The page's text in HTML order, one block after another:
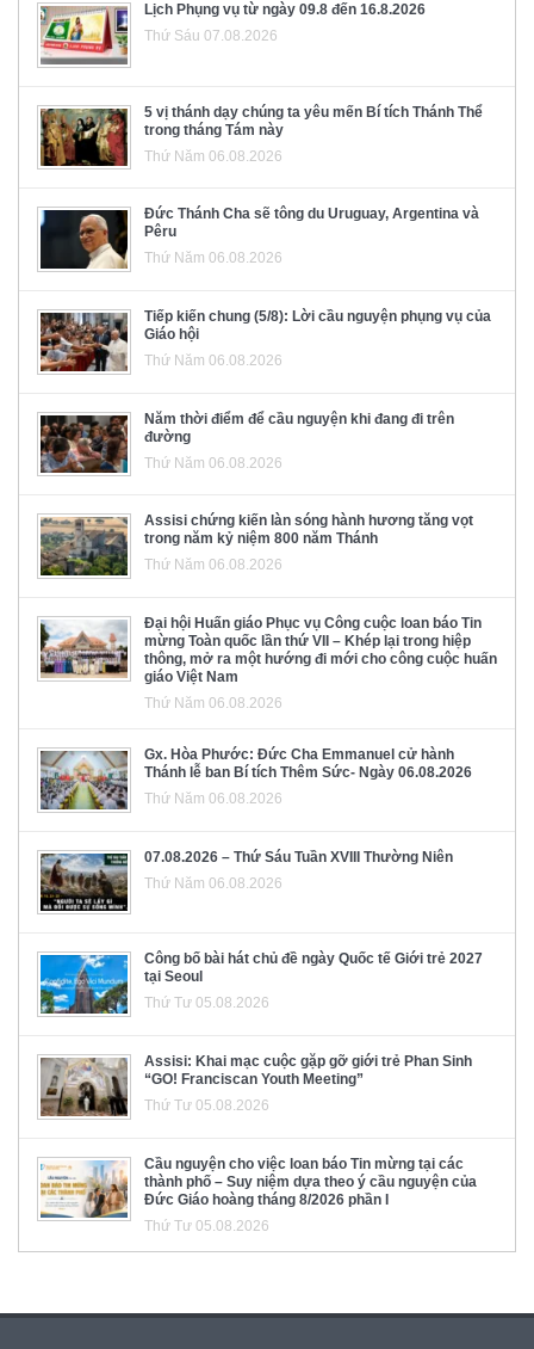
Lịch Phụng vụ từ ngày 09.8 đến 16.8.2026
Thứ Sáu 07.08.2026
5 vị thánh dạy chúng ta yêu mến Bí tích Thánh Thể
trong tháng Tám này
Thứ Năm 06.08.2026
Đức Thánh Cha sẽ tông du Uruguay, Argentina và
Pêru
Thứ Năm 06.08.2026
Tiếp kiến chung (5/8): Lời cầu nguyện phụng vụ của
Giáo hội
Thứ Năm 06.08.2026
Năm thời điểm để cầu nguyện khi đang đi trên
đường
Thứ Năm 06.08.2026
Assisi chứng kiến làn sóng hành hương tăng vọt
trong năm kỷ niệm 800 năm Thánh
Thứ Năm 06.08.2026
Đại hội Huấn giáo Phục vụ Công cuộc loan báo Tin
mừng Toàn quốc lần thứ VII – Khép lại trong hiệp
thông, mở ra một hướng đi mới cho công cuộc huấn
giáo Việt Nam
Thứ Năm 06.08.2026
Gx. Hòa Phước: Đức Cha Emmanuel cử hành
Thánh lễ ban Bí tích Thêm Sức- Ngày 06.08.2026
Thứ Năm 06.08.2026
07.08.2026 – Thứ Sáu Tuần XVIII Thường Niên
Thứ Năm 06.08.2026
Công bố bài hát chủ đề ngày Quốc tế Giới trẻ 2027
tại Seoul
Thứ Tư 05.08.2026
Assisi: Khai mạc cuộc gặp gỡ giới trẻ Phan Sinh
“GO! Franciscan Youth Meeting”
Thứ Tư 05.08.2026
Cầu nguyện cho việc loan báo Tin mừng tại các
thành phố – Suy niệm dựa theo ý cầu nguyện của
Đức Giáo hoàng tháng 8/2026 phần I
Thứ Tư 05.08.2026